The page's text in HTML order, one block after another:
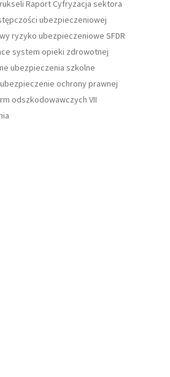
Raport Cyfryzacja sektora
ubezpieczeniowej
ryzyko ubezpieczeniowe SFDR
system opieki zdrowotnej
ubezpieczenia szkolne
ubezpieczenie ochrony prawnej
odszkodowawczych VII